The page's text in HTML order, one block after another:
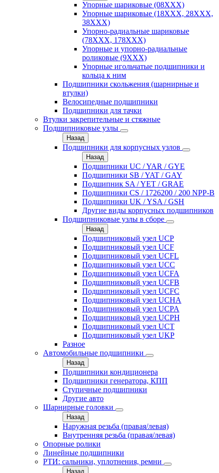
Упорные шариковые (08XXX)
Упорные шариковые (18XXX, 28XXХ,
38ХХХ)
Упорно-радиальные шариковые
(78XXX, 178ХХХ)
Упорные и упорно-радиальные
роликовые (9ХХХ)
Упорные игольчатые подшипники и
кольца к ним
Подшипники скольжения (шарнирные и
втулки)
Велосипедные подшипники
Подшипники для тачки
Втулки закрепительные и стяжные
Подшипниковые узлы
Назад
Подшипники для корпусных узлов
Назад
Подшипники UC / YAR / GYE
Подшипники SB / YAT / GAY
Подшипник SA / YET / GRAE
Подшипники CS / 1726200 / 200 NPP-B
Подшипники UK / YSA / GSH
Другие виды корпусных подшипников
Подшипниковые узлы в сборе
Назад
Подшипниковый узел UCP
Подшипниковый узел UCF
Подшипниковый узел UCFL
Подшипниковый узел UCC
Подшипниковый узел UCFA
Подшипниковый узел UCFB
Подшипниковый узел UCFC
Подшипниковый узел UCHA
Подшипниковый узел UCPA
Подшипниковый узел UCPH
Подшипниковый узел UCT
Подшипниковый узел UKP
Разное
Автомобильные подшипники
Назад
Подшипники кондиционера
Подшипники генератора, КПП
Ступичные подшипники
Другие авто
Шарнирные головки
Назад
Наружная резьба (правая/левая)
Внутренняя резьба (правая/левая)
Опорные ролики
Линейные подшипники
РТИ: сальники, уплотнения, ремни
Назад